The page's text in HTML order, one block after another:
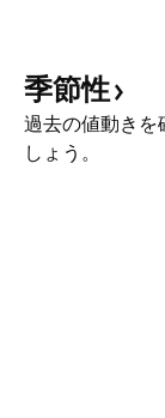
季節性
過去の値動きを
しょう。